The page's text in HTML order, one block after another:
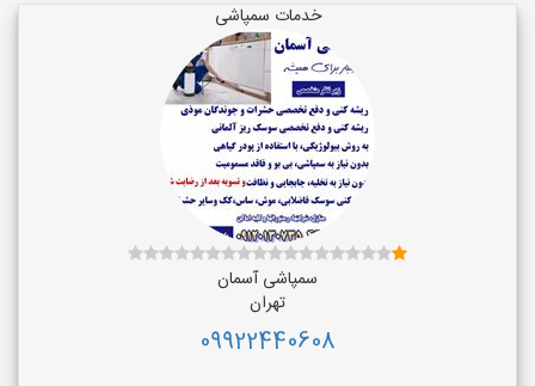
خدمات سمپاشی
سمپاشی آسمان
تهران
09922440608